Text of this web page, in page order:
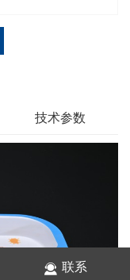
技术参数
联系